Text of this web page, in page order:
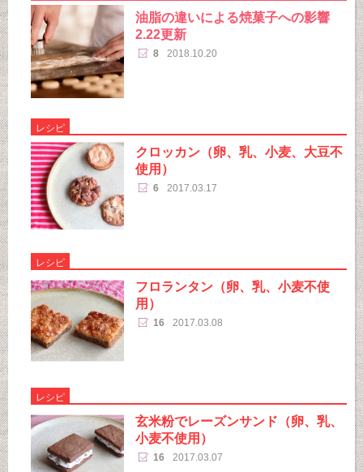
油脂の違いによる焼菓子への影響
2.22更新
8 2018.10.20
レシピ
クロッカン（卵、乳、小麦、大豆不
使用）
6 2017.03.17
レシピ
フロランタン（卵、乳、小麦不使
用）
16 2017.03.08
レシピ
玄米粉でレーズンサンド（卵、乳、
小麦不使用）
16 2017.03.07